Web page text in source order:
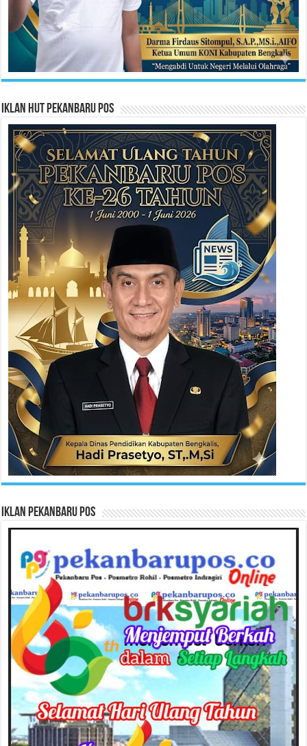
Iklan HUT Pekanbaru Pos
Iklan Pekanbaru Pos